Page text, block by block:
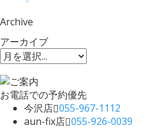
Archive
アーカイブ
お電話での予約優先
今沢店 055-967-1112
aun-fix店 055-926-0039